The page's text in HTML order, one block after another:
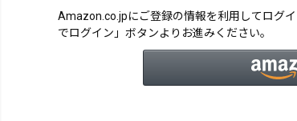
Amazon.co.jpにご登録の情報を利用してログ
でログイン」ボタンよりお進みください。